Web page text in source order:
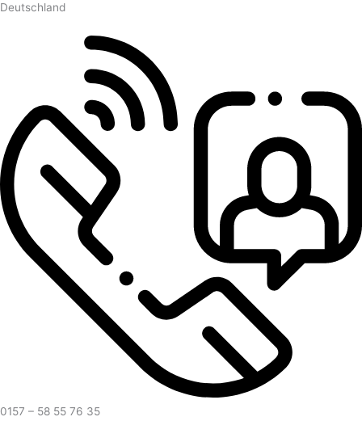
Deutschland
0157 – 58 55 76 35